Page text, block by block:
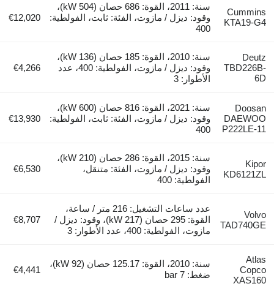
Cummins
KTA19-G4
سنة: 2011، القوة: 686 حصان (504 kW)،
وقود: ديزل / مازوت، الفئة: ثابت، الفولطية:
400
€12,020
Deutz
TBD226B-
6D
سنة: 2010، القوة: 185 حصان (136 kW)،
وقود: ديزل / مازوت، الفولطية: 400، عدد
الأطوار: 3
€4,266
Doosan
DAEWOO
P222LE-11
سنة: 2021، القوة: 816 حصان (600 kW)،
وقود: ديزل / مازوت، الفئة: ثابت، الفولطية:
400
€13,930
Kipor
KD6121ZL
سنة: 2015، القوة: 286 حصان (210 kW)،
وقود: ديزل / مازوت، الفئة: متنقل،
الفولطية: 400
€6,530
Volvo
TAD740GE
عدد ساعات التشغيل: 216 متر / ساعة،
القوة: 295 حصان (217 kW)، وقود: ديزل /
مازوت، الفولطية: 400، عدد الأطوار: 3
€8,707
Atlas
Copco
XAS160
سنة: 2010، القوة: 125.17 حصان (92 kW)،
ضغط: 7 bar
€4,441